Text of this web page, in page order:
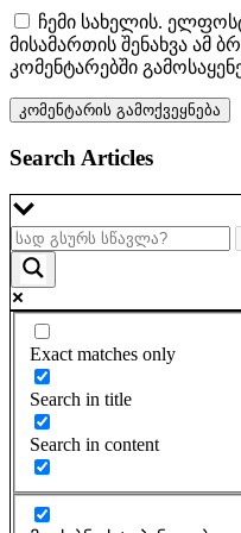
ჩემი სახელის.
მისამართის შენახვა ამ
კომენტარებში
Search Articles
Exact matches only
Search in title
Search in content